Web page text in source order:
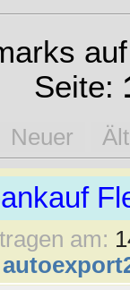
Seite:
Neuer
am: